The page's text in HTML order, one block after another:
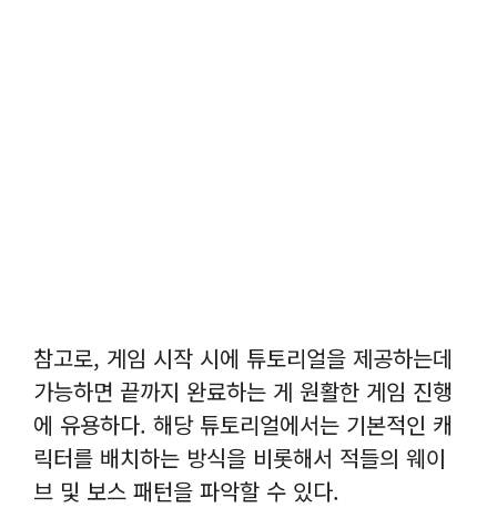
참고로, 게임 시작 시에 튜토리얼을 제공하는데
가능하면 끝까지 완료하는 게 원활한 게임 진행
에 유용하다. 해당 튜토리얼에서는 기본적인 캐
릭터를 배치하는 방식을 비롯해서 적들의 웨이
브 및 보스 패턴을 파악할 수 있다.